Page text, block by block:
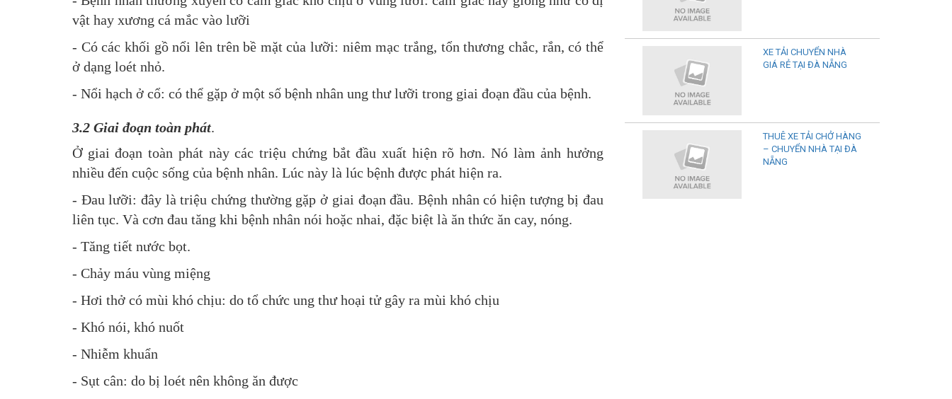
vật hay xương cá mắc vào lưỡi
- Có các khối gồ nổi lên trên bề mặt của lưỡi: niêm mạc trắng, tổn thương chắc, rắn, có thể
ở dạng loét nhỏ.
- Nổi hạch ở cổ: có thể gặp ở một số bệnh nhân ung thư lưỡi trong giai đoạn đầu của bệnh.
3.2 Giai đoạn toàn phát.
Ở giai đoạn toàn phát này các triệu chứng bắt đầu xuất hiện rõ hơn. Nó làm ảnh hưởng
nhiều đến cuộc sống của bệnh nhân. Lúc này là lúc bệnh được phát hiện ra.
- Đau lưỡi: đây là triệu chứng thường gặp ở giai đoạn đầu. Bệnh nhân có hiện tượng bị đau
liên tục. Và cơn đau tăng khi bệnh nhân nói hoặc nhai, đặc biệt là ăn thức ăn cay, nóng.
- Tăng tiết nước bọt.
- Chảy máu vùng miệng
- Hơi thở có mùi khó chịu: do tổ chức ung thư hoại tử gây ra mùi khó chịu
- Khó nói, khó nuốt
- Nhiễm khuẩn
- Sụt cân: do bị loét nên không ăn được
XE TẢI CHUYỂN NHÀ
GIÁ RẺ TẠI ĐÀ NẴNG
THUÊ XE TẢI CHỞ HÀNG
– CHUYỂN NHÀ TẠI ĐÀ
NẴNG